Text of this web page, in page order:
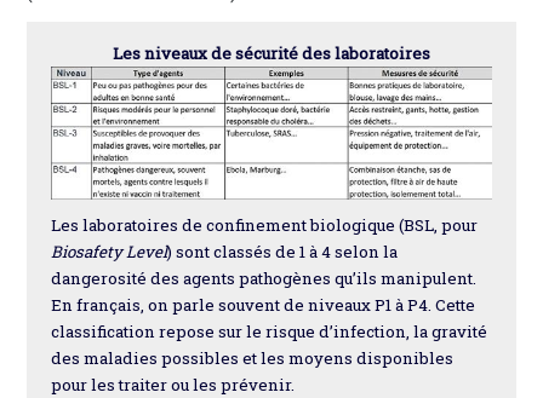
Les niveaux de sécurité des laboratoires
Les laboratoires de confinement biologique (BSL, pour
Biosafety Level) sont classés de 1 à 4 selon la
dangerosité des agents pathogènes qu’ils manipulent.
En français, on parle souvent de niveaux P1 à P4. Cette
classification repose sur le risque d’infection, la gravité
des maladies possibles et les moyens disponibles
pour les traiter ou les prévenir.